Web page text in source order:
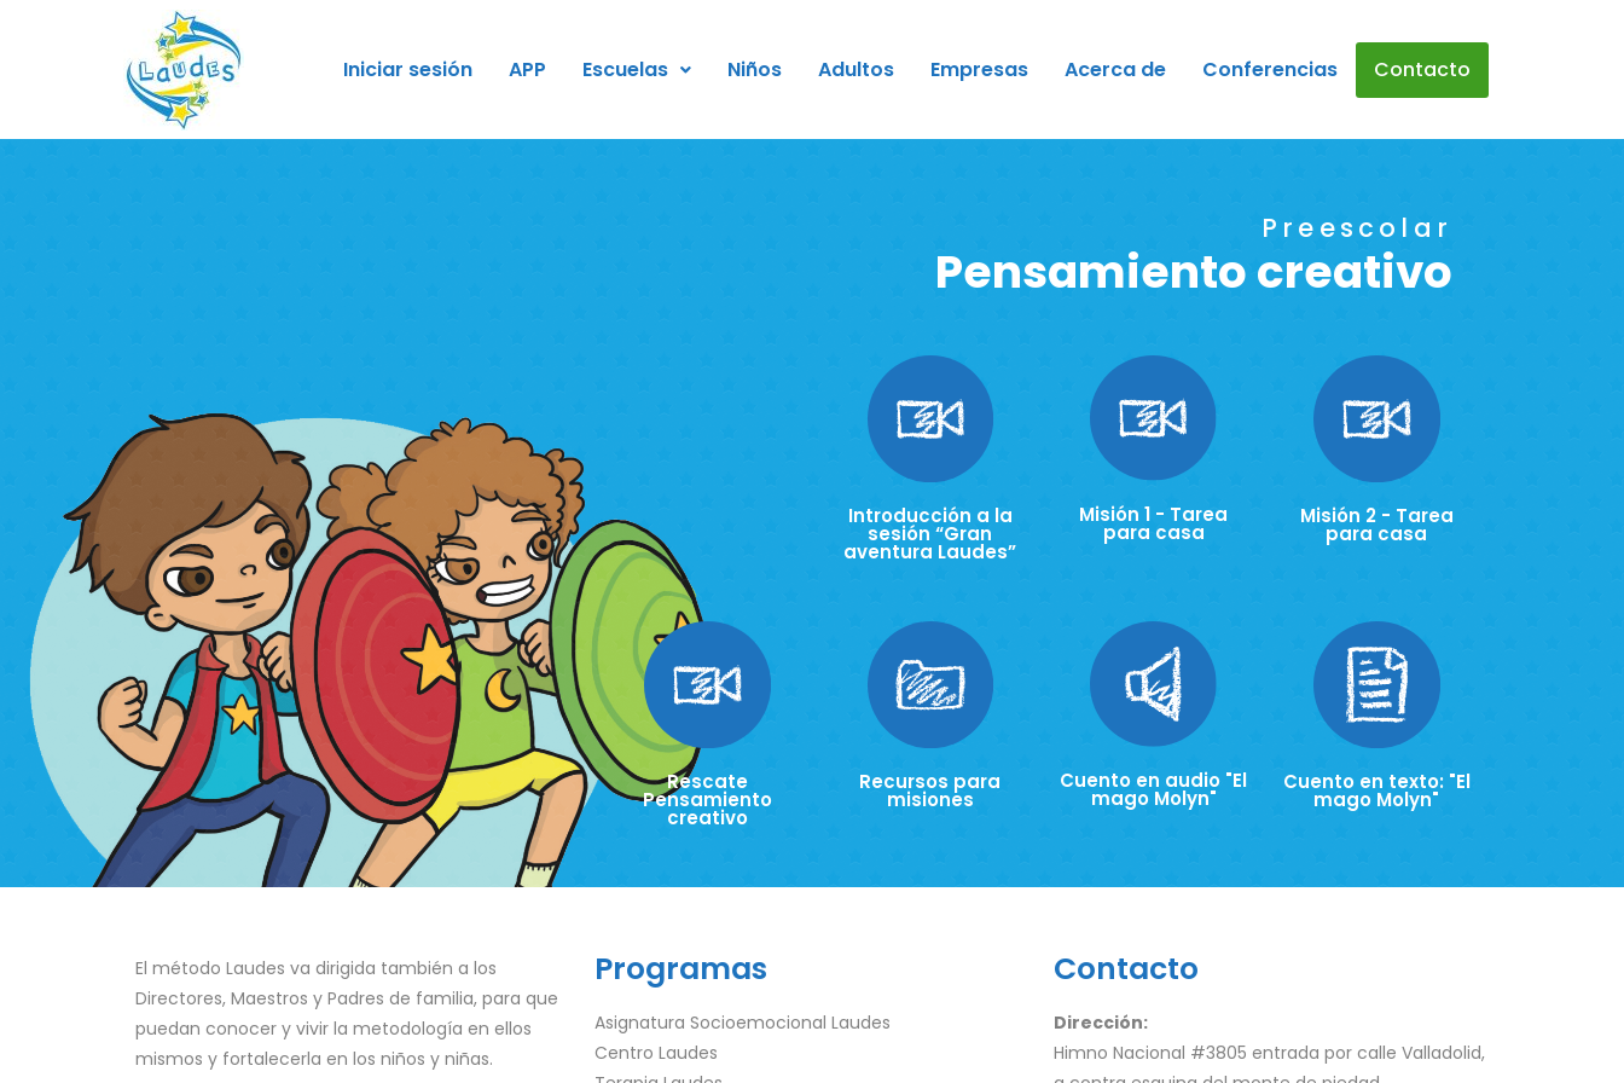
Iniciar sesión APP Escuelas Niños Adultos Empresas Acerca de Conferencias Contacto
Preescolar
Pensamiento creativo
Introducción a la
sesión “Gran
aventura Laudes”
Misión 1 - Tarea
para casa
Misión 2 - Tarea
para casa
Rescate
Pensamiento
creativo
Recursos para
misiones
Cuento en audio "El
mago Molyn"
Cuento en texto: "El
mago Molyn"
El método Laudes va dirigida también a los
Directores, Maestros y Padres de familia, para que
puedan conocer y vivir la metodología en ellos
mismos y fortalecerla en los niños y niñas.
Programas
Asignatura Socioemocional Laudes
Centro Laudes
Contacto
Dirección:
Himno Nacional #3805 entrada por calle Valladolid,